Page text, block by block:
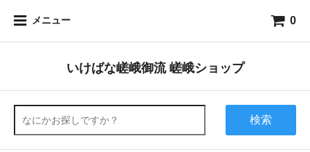
メニュー 0
いけばな嵯峨御流 嵯峨ショップ
検索